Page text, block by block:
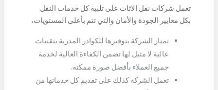
تعمل شركات نقل الاثاث على تلبية كل خدمات النقل
بكل معايير الجودة والأمان والتي تتم بأعلى المستويات،
توفيرها للتالي:
تمتاز الشركة بتوفيرها للكوادر المدربة بتقنيات
عالية لا مثيل لها تضمن الكفاءة العالية لخدمة
جميع العملاء بأفضل صورة ممكنة.
تعمل الشركة كذلك على تقديم كل خدماتها من